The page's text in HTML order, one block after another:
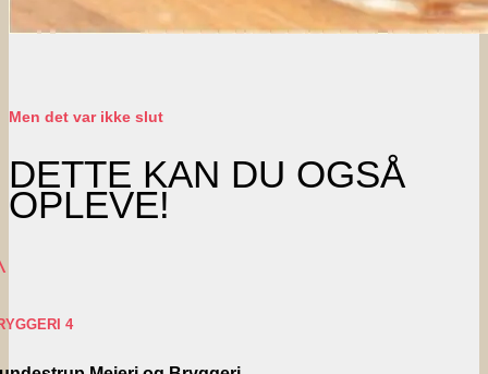
Men det var ikke slut
DETTE KAN DU OGSÅ
OPLEVE!
4